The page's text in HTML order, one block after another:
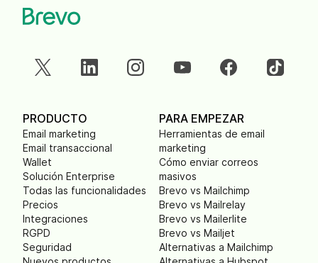
PRODUCTO
Email marketing
Email transaccional
Wallet
Solución Enterprise
Todas las funcionalidades
Precios
Integraciones
RGPD
Seguridad
PARA EMPEZAR
Herramientas de email
marketing
Cómo enviar correos
masivos
Brevo vs Mailchimp
Brevo vs Mailrelay
Brevo vs Mailerlite
Brevo vs Mailjet
Alternativas a Mailchimp